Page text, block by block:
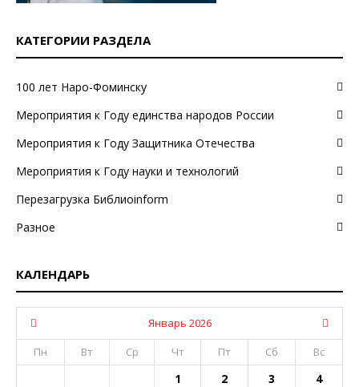
КАТЕГОРИИ РАЗДЕЛА
100 лет Наро-Фоминску
Мероприятия к Году единства народов России
Мероприятия к Году Защитника Отечества
Мероприятия к Году науки и технологий
Перезагрузка Библиоinform
Разное
КАЛЕНДАРЬ
Январь 2026
Пн
Вт Ср Чт Пт Сб Вс
1 2 3
4